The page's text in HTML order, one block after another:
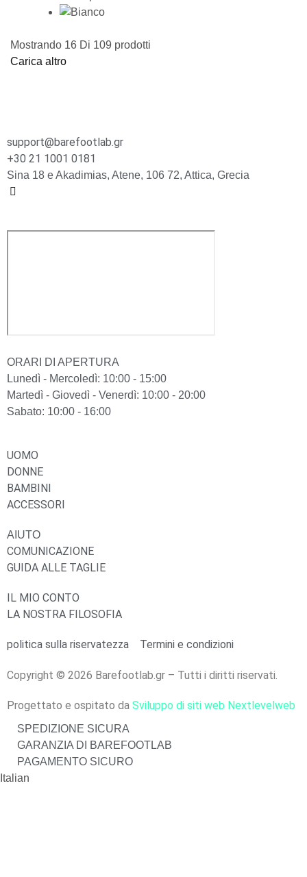
Mostrando 16 Di 109 prodotti
Carica altro
support@barefootlab.gr
+30 21 1001 0181
Sina 18 e Akadimias, Atene, 106 72, Attica, Grecia
ORARI DI APERTURA
Lunedì - Mercoledì: 10:00 - 15:00
Martedì - Giovedì - Venerdì: 10:00 - 20:00
Sabato: 10:00 - 16:00
UOMO
DONNE
BAMBINI
ACCESSORI
AIUTO
COMUNICAZIONE
GUIDA ALLE TAGLIE
IL MIO CONTO
LA NOSTRA FILOSOFIA
politica sulla riservatezza Termini e condizioni
Copyright © 2026 Barefootlab.gr – Tutti i diritti riservati.
Progettato e ospitato da Sviluppo di siti web Nextlevelweb
SPEDIZIONE SICURA
GARANZIA DI BAREFOOTLAB
PAGAMENTO SICURO
Italian